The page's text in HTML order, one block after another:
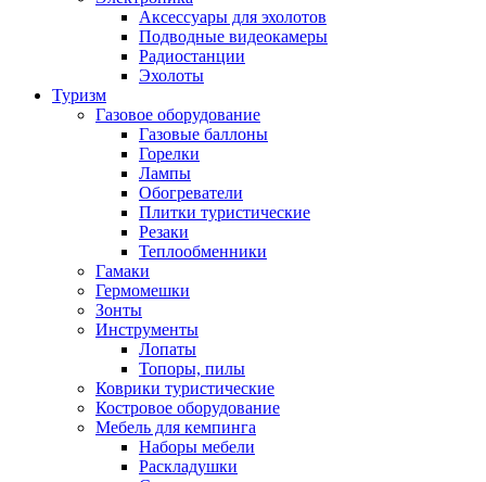
Аксессуары для эхолотов
Подводные видеокамеры
Радиостанции
Эхолоты
Туризм
Газовое оборудование
Газовые баллоны
Горелки
Лампы
Обогреватели
Плитки туристические
Резаки
Теплообменники
Гамаки
Гермомешки
Зонты
Инструменты
Лопаты
Топоры, пилы
Коврики туристические
Костровое оборудование
Мебель для кемпинга
Наборы мебели
Раскладушки